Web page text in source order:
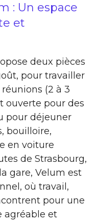
: Un espace
et
deux pièces
pour travailler
(2 à 3
ouverte pour des
pour déjeuner
bouilloire,
en voiture
de Strasbourg,
gare, Velum est
où travail,
pour une
agréable et